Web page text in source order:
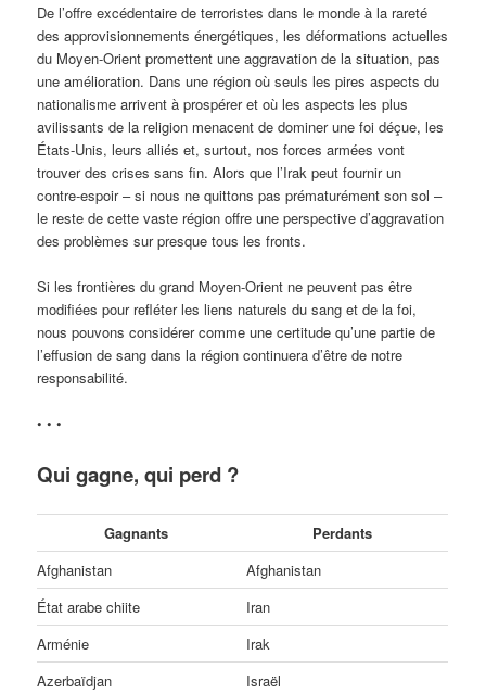
De l’offre excédentaire de terroristes dans le monde à la rareté
des approvisionnements énergétiques, les déformations actuelles
du Moyen-Orient promettent une aggravation de la situation, pas
une amélioration. Dans une région où seuls les pires aspects du
nationalisme arrivent à prospérer et où les aspects les plus
avilissants de la religion menacent de dominer une foi déçue, les
États-Unis, leurs alliés et, surtout, nos forces armées vont
trouver des crises sans fin. Alors que l’Irak peut fournir un
contre-espoir – si nous ne quittons pas prématurément son sol –
le reste de cette vaste région offre une perspective d’aggravation
des problèmes sur presque tous les fronts.
Si les frontières du grand Moyen-Orient ne peuvent pas être
modifiées pour refléter les liens naturels du sang et de la foi,
nous pouvons considérer comme une certitude qu’une partie de
l’effusion de sang dans la région continuera d’être de notre
responsabilité.
• • •
Qui gagne, qui perd ?
Gagnants
Perdants
Afghanistan
Afghanistan
État arabe chiite
Iran
Arménie
Irak
Azerbaïdjan
Israël